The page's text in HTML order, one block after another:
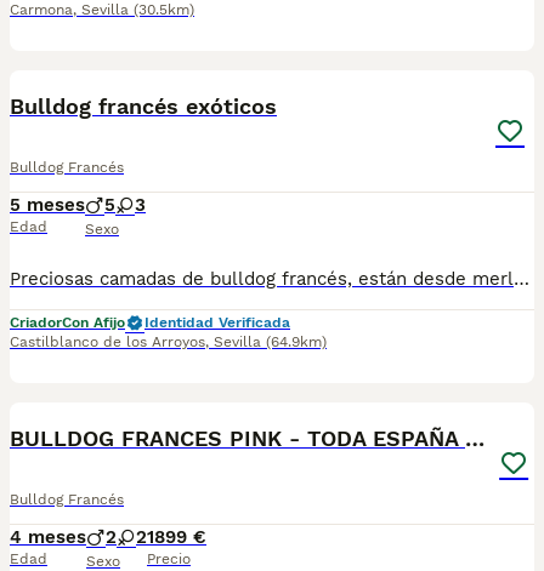
Carmona, Sevilla (30.5km)
Bulldog francés exóticos
Bulldog Francés
5 meses
Edad
5 3
Sexo
Preciosas camadas de bulldog francés, están desde merles chocolates, hasta isabellas And tan. Se entregan con su vacuna correspondiente y cartilla veterinaria. Para más información preguntar por WhatsApp, el precio varía según sexo y color del cachorro
CriadorCon Afijo
Identidad Verificada
Castilblanco de los Arroyos, Sevilla (64.9km)
BULLDOG FRANCES PINK - TODA ESPAÑA - ENTREGA
Bulldog Francés
4 meses
Edad
2 2
Sexo
1899 €
Precio